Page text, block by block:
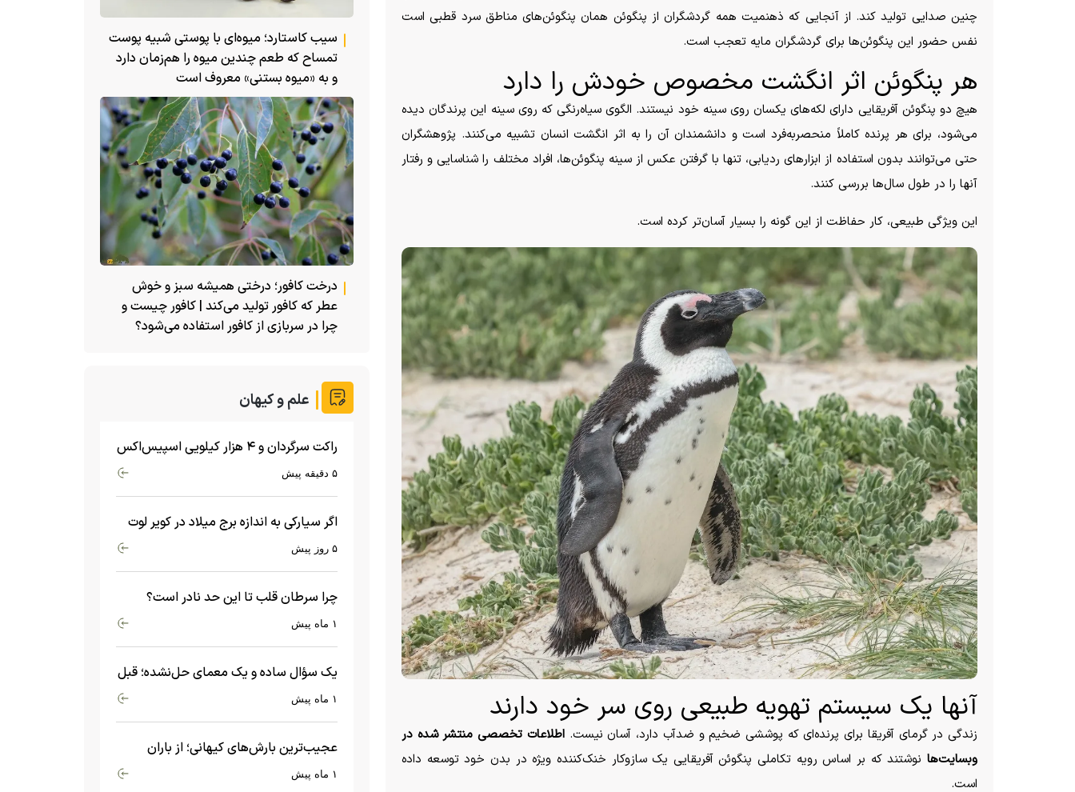
چنین صدایی تولید کند. از آنجایی که ذهنمیت همه گردشگران از پنگوئن همان پنگوئن‌های مناطق سرد قطبی است
نفس حضور این پنگوئن‌ها برای گردشگران مایه تعجب است.
هر پنگوئن اثر انگشت مخصوص خودش را دارد
هیچ دو پنگوئن آفریقایی دارای لکه‌های یکسان روی سینه خود نیستند. الگوی سیاه‌رنگی که روی سینه این پرندگان دیده
می‌شود، برای هر پرنده کاملاً منحصر‌به‌فرد است و دانشمندان آن را به اثر انگشت انسان تشبیه می‌کنند. پژوهشگران
حتی می‌توانند بدون استفاده از ابزار‌های ردیابی، تنها با گرفتن عکس از سینه پنگوئن‌ها، افراد مختلف را شناسایی و رفتار
آنها را در طول سال‌ها بررسی کنند.
این ویژگی طبیعی، کار حفاظت از این گونه را بسیار آسان‌تر کرده است.
آنها یک سیستم تهویه طبیعی روی سر خود دارند
زندگی در گرمای آفریقا برای پرنده‌ای که پوششی ضخیم و ضدآب دارد، آسان نیست.اطلاعات تخصصی منتشر شده در
وبسایت‌ها نوشتند که بر اساس رویه تکاملی پنگوئن آفریقایی یک سازوکار خنک‌کننده ویژه در بدن خود توسعه داده
است.
سیب کاستارد؛ میوه‌ای با پوستی شبیه پوست
تمساح که طعم چندین میوه را هم‌زمان دارد
و به «میوه بستنی» معروف است
درخت کافور؛ درختی همیشه سبز و خوش
عطر که کافور تولید می‌کند | کافور چیست و
چرا در سربازی از کافور استفاده می‌شود؟
علم و کیهان
راکت سرگردان و ۴ هزار کیلویی اسپیس‌اکس
۵ دقیقه پیش
اگر سیارکی به اندازه برج میلاد در کویر لوت
سقوط کند، چه اتفاقی می‌افتد؟
۵ روز پیش
چرا سرطان قلب تا این حد نادر است؟
ماجرای معامله عجیبی که در بدن اتفاق۱ ماه پیش
یک سؤال ساده و یک معمای حل‌نشده؛ قبل
از بیگ‌بنگ و آغاز جهان چه چیزی وجود۱ ماه پیش
عجیب‌ترین بارش‌های کیهانی؛ از باران
جواهرات گران‌قیمت تا بارش آهن و شیشه۱ ماه پیش